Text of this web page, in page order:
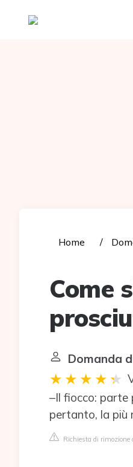
Home
Come
Domanda
–Il fiocco: parte
pertanto, la più
Richiesta di rimozione